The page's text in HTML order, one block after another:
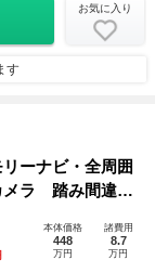
お気に入り
す
ーナビ・全周囲
メラ 踏み間違い
ＴＶ インテリ
ナビゲーショ
本体価格
448
万円
諸費用
8.7
万円